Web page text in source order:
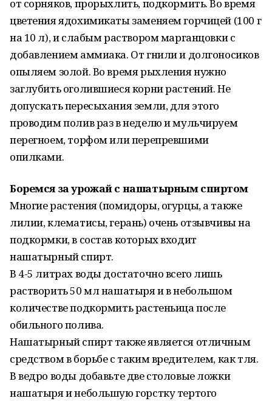
от сорняков, прорыхлить, подкормить. Во время
цветения ядохимикаты заменяем горчицей (100 г
на 10 л), и слабым раствором марганцовки с
добавлением аммиака. От гнили и долгоносиков
опыляем золой. Во время рыхления нужно
заглубить оголившиеся корни растений. Не
допускать пересыхания земли, для этого
проводим полив раз в неделю и мульчируем
перегноем, торфом или перепревшими
опилками.
Боремся за урожай с нашатырным спиртом
Многие растения (помидоры, огурцы, а также
лилии, клематисы, герань) очень отзывчивы на
подкормки, в состав которых входит
нашатырный спирт.
В 4-5 литрах воды достаточно всего лишь
растворить 50 мл нашатыря и в небольшом
количестве подкормить растеньица после
обильного полива.
Нашатырный спирт также является отличным
средством в борьбе с таким вредителем, как тля.
В ведро воды добавьте две столовые ложки
нашатыря и небольшую горстку тертого